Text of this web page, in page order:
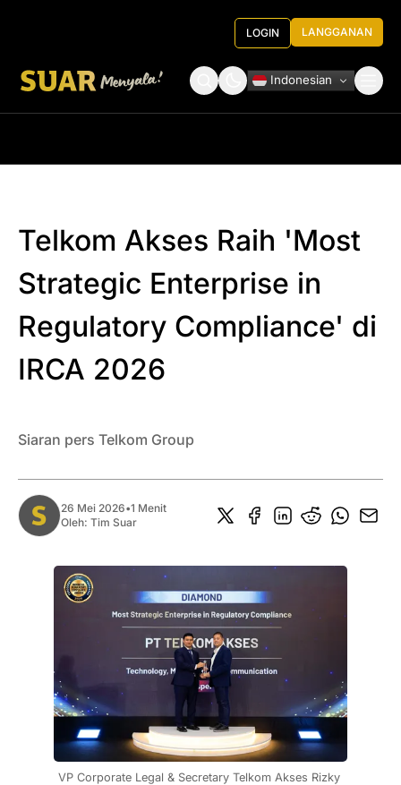
LOGIN LANGGANAN
Indonesian
Telkom Akses Raih 'Most
Strategic Enterprise in
Regulatory Compliance' di
IRCA 2026
Siaran pers Telkom Group
26 Mei 2026•1 Menit
Oleh: Tim Suar
VP Corporate Legal & Secretary Telkom Akses Rizky